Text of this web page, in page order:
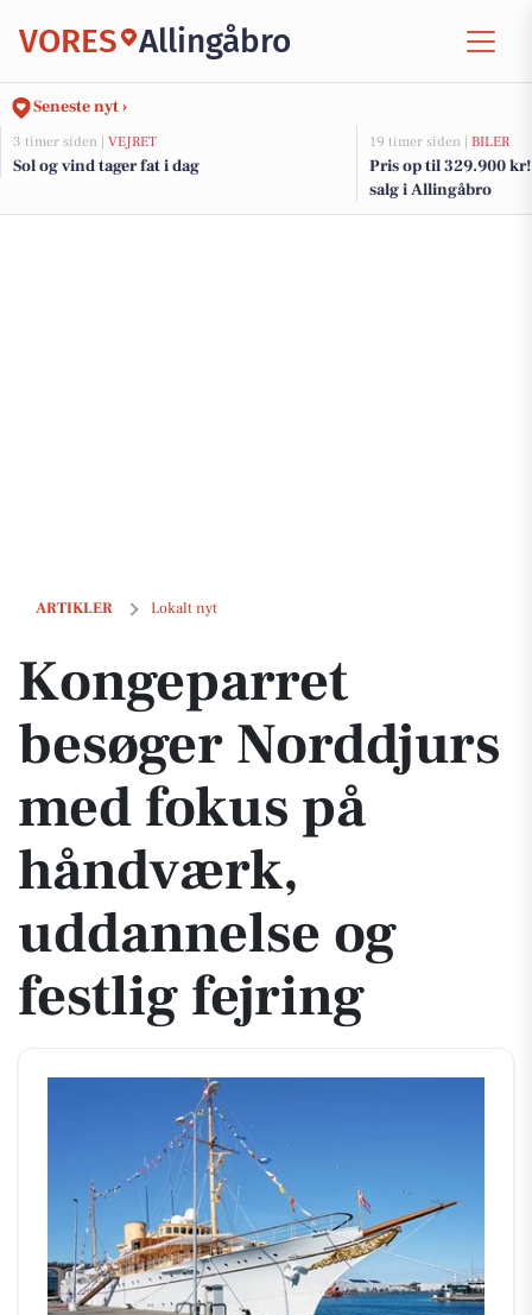
VORES Allingåbro
Seneste nyt ›
3 timer siden | VEJRET
Sol og vind tager fat i dag
19 timer siden | BILER
Pris op til 329.900
salg i Allingåbro
ARTIKLER Lokalt nyt
Kongeparret besøger Norddjurs med fokus på håndværk,
Kongeparret
besøger Norddjurs
med fokus på
håndværk,
uddannelse og
festlig fejring